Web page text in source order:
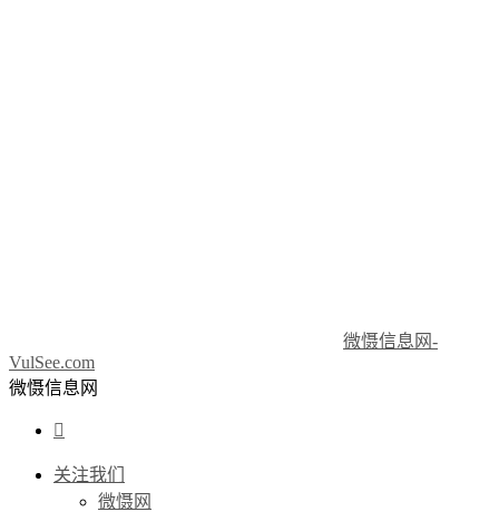
微慑信息网-
VulSee.com
微慑信息网

关注我们
微慑网